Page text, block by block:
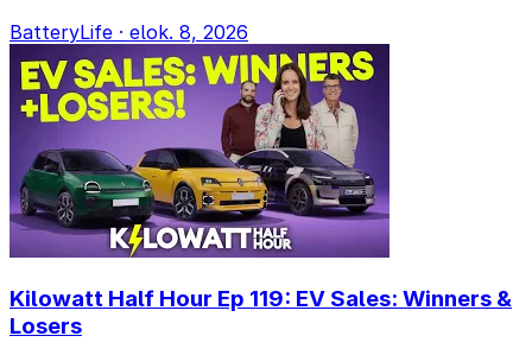
BatteryLife · elok. 8, 2026
Kilowatt Half Hour Ep 119: EV Sales: Winners &
Losers